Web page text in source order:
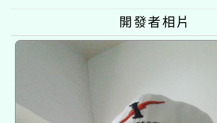
接種對象擴大為「滿6
接種之民眾」措施，延
月28日止
開發者相片